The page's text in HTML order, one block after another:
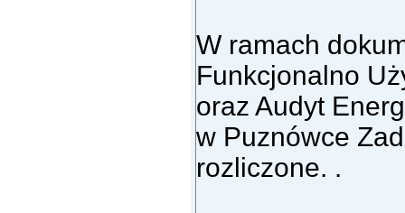
W ramach
Funkcjonalno
oraz Audyt
w Puznówce
rozliczone. .